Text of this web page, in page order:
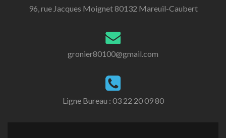
96, rue Jacques Moignet 80132 Mareuil-Caubert
gronier80100@gmail.com
Ligne Bureau : 03 22 20 09 80